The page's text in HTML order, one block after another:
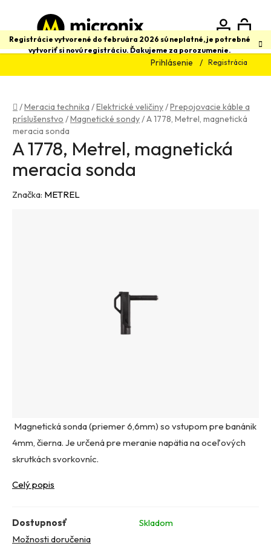
obsah
Registrácie vytvorené do februára 2026 sú neplatné, je potrebné
vytvoriť si novú registráciu. Ďakujeme za porozumenie.
Prihlásenie Registrácia
Hľadať
Domov
/Meracia technika /Elektrické veličiny/Prepojovacie káble a
príslušenstvo /Magnetické sondy/A 1778, Metrel, magnetická
meracia sonda
Magnetická sonda (priemer 6,6mm) so vstupom pre banánik
4mm, čierna. Je určená pre meranie napätia na oceľových
skrutkách svorkovníc.
Celý popis
Dostupnosť
Skladom
Možnosti doručenia
A 1778, Metrel, magnetická
meracia sonda
Značka: METREL